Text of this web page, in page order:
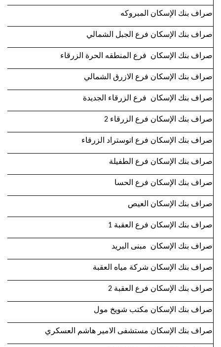
صراف بنك الإسكان المبروكه
صراف بنك الإسكان فرع الجبل الشمالي
صراف بنك الإسكان فرع المنطقه الحرة الزرقاء
صراف بنك الإسكان فرع الازرق الشمالي
صراف بنك الإسكان فرع الزرقاء الجديدة
صراف بنك الإسكان فرع الزرقاء 2
صراف بنك الإسكان فرع اتوستراد الزرقاء
صراف بنك الإسكان فرع الطفيلة
صراف بنك الإسكان فرع الحسا
صراف بنك الإسكان العيص
صراف بنك الإسكان فرع العقبة 1
صراف بنك الإسكان مبنى البريد
صراف بنك الإسكان شركة مياه العقبة
صراف بنك الإسكان فرع العقبة 2
صراف بنك الإسكان مكتب شويخ مول
صراف بنك الإسكان مستشفى الامير هاشم العسكري